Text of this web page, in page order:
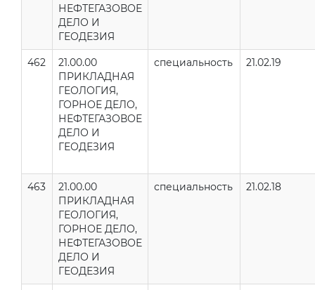
НЕФТЕГАЗОВОЕ
ДЕЛО И
ГЕОДЕЗИЯ
462
21.00.00
ПРИКЛАДНАЯ
ГЕОЛОГИЯ,
ГОРНОЕ ДЕЛО,
НЕФТЕГАЗОВОЕ
ДЕЛО И
ГЕОДЕЗИЯ
специальность 21.02.19
463
21.00.00
ПРИКЛАДНАЯ
ГЕОЛОГИЯ,
ГОРНОЕ ДЕЛО,
НЕФТЕГАЗОВОЕ
ДЕЛО И
ГЕОДЕЗИЯ
специальность 21.02.18